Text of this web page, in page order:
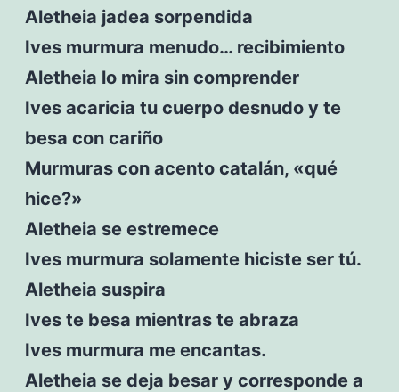
Aletheia jadea sorpendida
Ives murmura menudo… recibimiento
Aletheia lo mira sin comprender
Ives acaricia tu cuerpo desnudo y te
besa con cariño
Murmuras con acento catalán, «qué
hice?»
Aletheia se estremece
Ives murmura solamente hiciste ser tú.
Aletheia suspira
Ives te besa mientras te abraza
Ives murmura me encantas.
Aletheia se deja besar y corresponde a